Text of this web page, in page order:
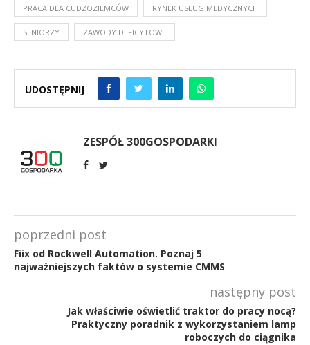
PRACA DLA CUDZOZIEMCÓW RYNEK USŁUG MEDYCZNYCH
SENIORZY ZAWODY DEFICYTOWE
UDOSTĘPNIJ
ZESPÓŁ 300GOSPODARKI
poprzedni post
Fiix od Rockwell Automation. Poznaj 5
najważniejszych faktów o systemie CMMS
następny post
Jak właściwie oświetlić traktor do pracy nocą?
Praktyczny poradnik z wykorzystaniem lamp
roboczych do ciągnika